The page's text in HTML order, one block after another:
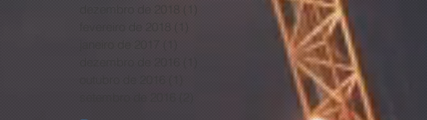
dezembro de 2018 (1)